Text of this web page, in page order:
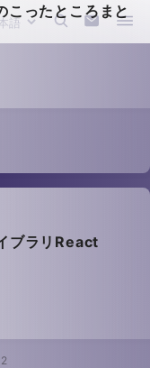
こったところまと
ブラリReact
2